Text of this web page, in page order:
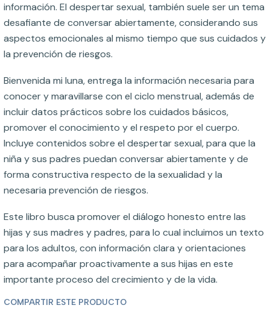
información. El despertar sexual, también suele ser un tema
desafiante de conversar abiertamente, considerando sus
aspectos emocionales al mismo tiempo que sus cuidados y
la prevención de riesgos.
Bienvenida mi luna, entrega la información necesaria para
conocer y maravillarse con el ciclo menstrual, además de
incluir datos prácticos sobre los cuidados básicos,
promover el conocimiento y el respeto por el cuerpo.
Incluye contenidos sobre el despertar sexual, para que la
niña y sus padres puedan conversar abiertamente y de
forma constructiva respecto de la sexualidad y la
necesaria prevención de riesgos.
Este libro busca promover el diálogo honesto entre las
hijas y sus madres y padres, para lo cual incluimos un texto
para los adultos, con información clara y orientaciones
para acompañar proactivamente a sus hijas en este
importante proceso del crecimiento y de la vida.
COMPARTIR ESTE PRODUCTO